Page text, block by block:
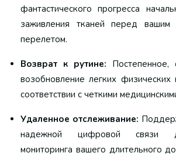
фантастического прогресса
заживления тканей перед вашим
перелетом.
Возврат к рутине: Постепенное,
возобновление легких физических
соответствии с четкими
Удаленное отслеживание:
надежной цифровой связи
мониторинга вашего длительного